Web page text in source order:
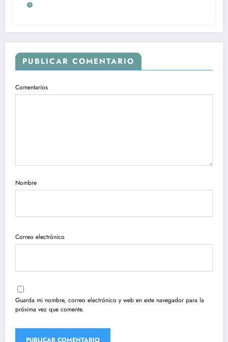
PUBLICAR COMENTARIO
Comentarios
Nombre
Correo electrónico
Guarda mi nombre, correo electrónico y web en este navegador para la
próxima vez que comente.